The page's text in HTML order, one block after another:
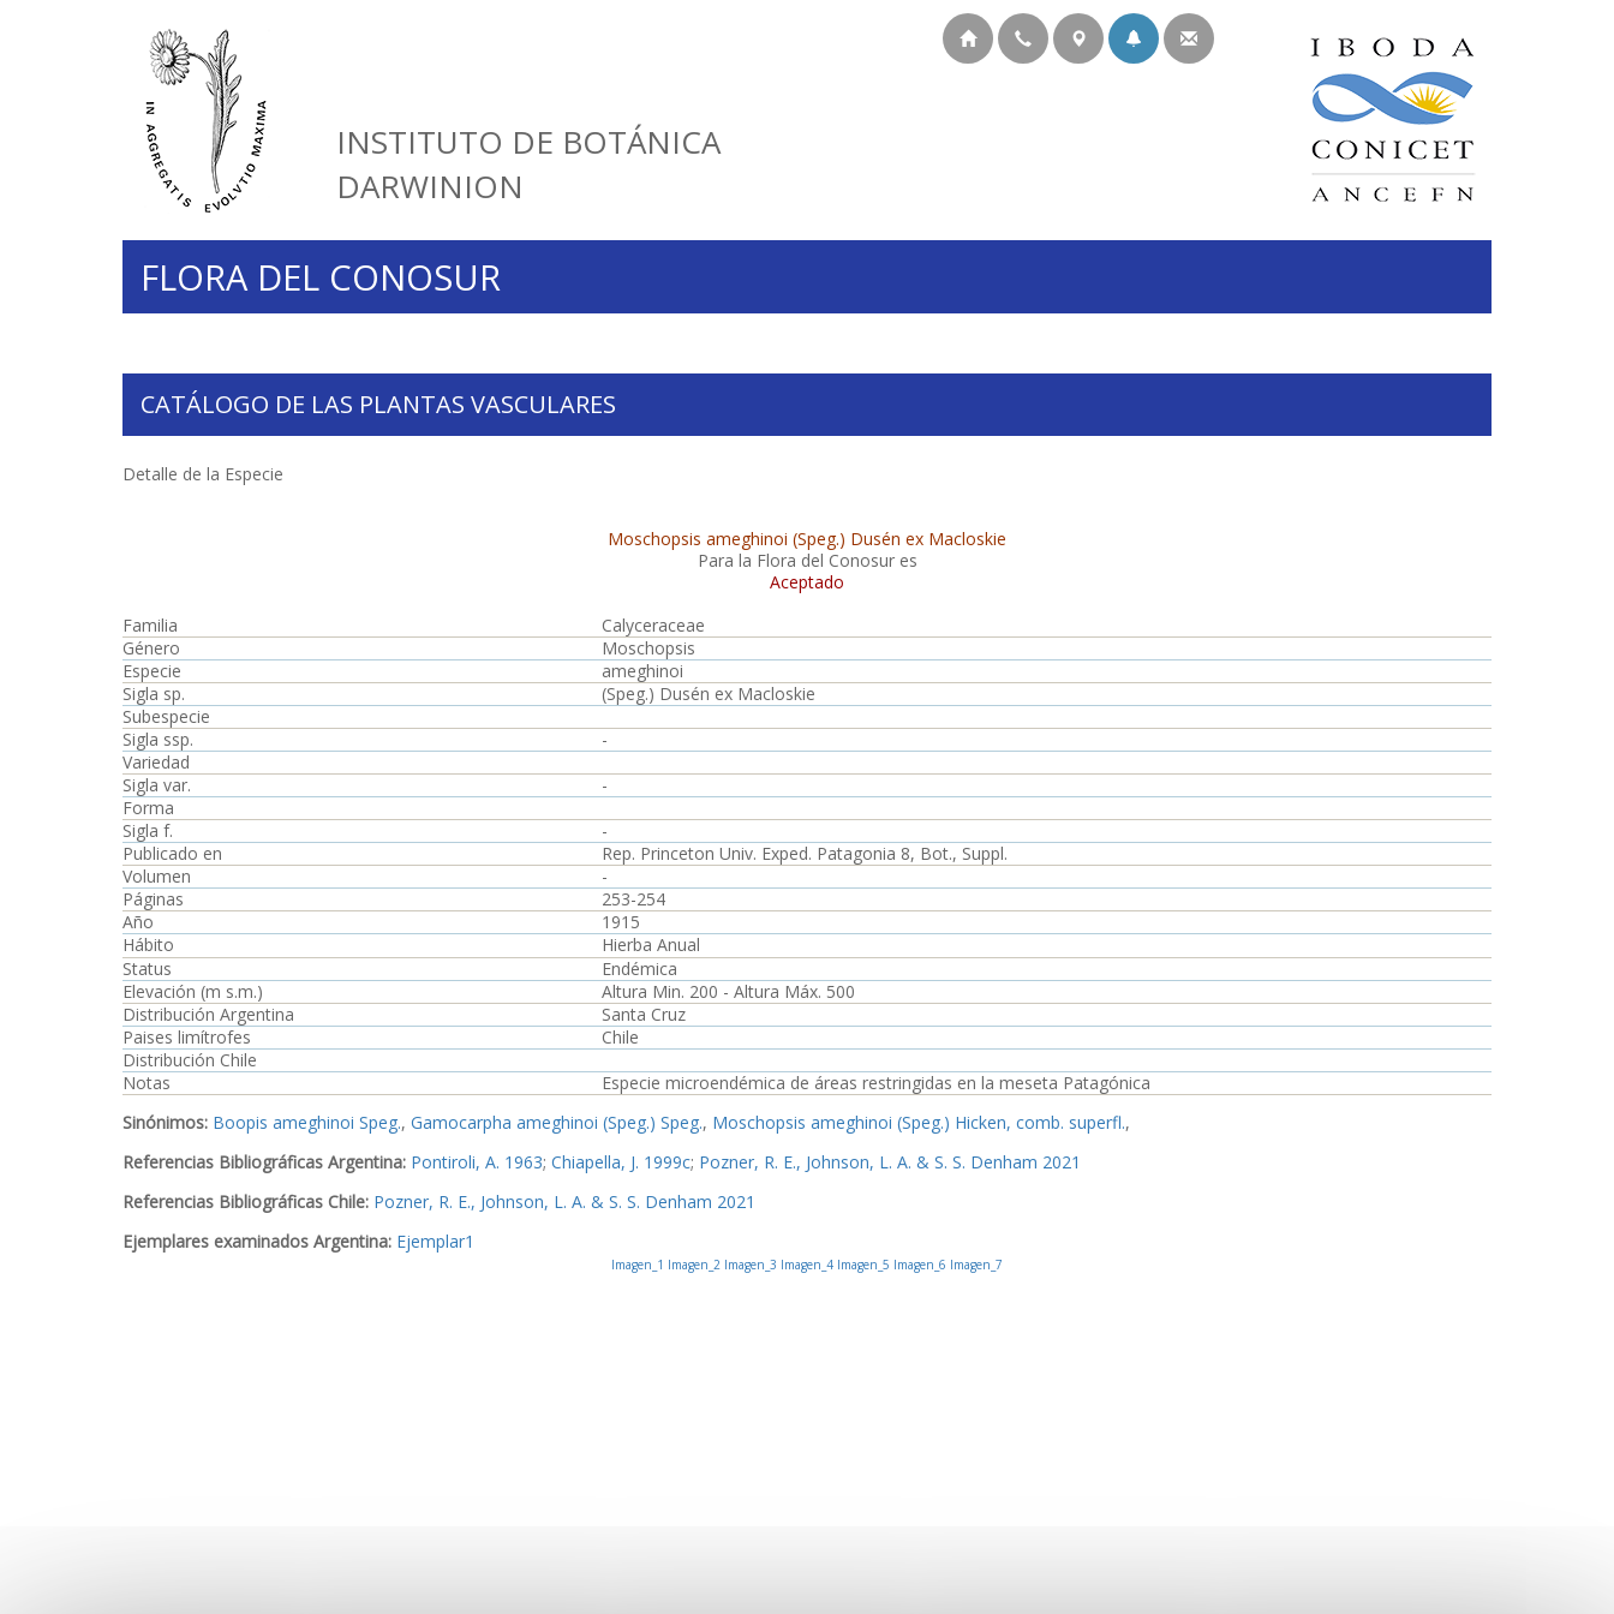
INSTITUTO DE BOTÁNICA
DARWINION
FLORA DEL CONOSUR
CATÁLOGO DE LAS PLANTAS VASCULARES
Detalle de la Especie
Moschopsis ameghinoi (Speg.) Dusén ex Macloskie
Para la Flora del Conosur es
Aceptado
Familia
Calyceraceae
Género
Moschopsis
Especie
ameghinoi
Sigla sp.
(Speg.) Dusén ex Macloskie
Subespecie
Sigla ssp.
-
Variedad
Sigla var.
-
Forma
Sigla f.
-
Publicado en
Rep. Princeton Univ. Exped. Patagonia 8, Bot., Suppl.
Volumen
-
Páginas
253-254
Año
1915
Hábito
Hierba Anual
Status
Endémica
Elevación (m s.m.)
Altura Min. 200 - Altura Máx. 500
Distribución Argentina
Santa Cruz
Paises limítrofes
Chile
Distribución Chile
Notas
Especie microendémica de áreas restringidas en la meseta Patagónica
Sinónimos: Boopis ameghinoi Speg., Gamocarpha ameghinoi (Speg.) Speg., Moschopsis ameghinoi (Speg.) Hicken, comb. superfl.,
Referencias Bibliográficas Argentina: Pontiroli, A. 1963; Chiapella, J. 1999c; Pozner, R. E., Johnson, L. A. & S. S. Denham 2021
Referencias Bibliográficas Chile: Pozner, R. E., Johnson, L. A. & S. S. Denham 2021
Ejemplares examinados Argentina: Ejemplar1
Imagen_1 Imagen_2 Imagen_3 Imagen_4 Imagen_5 Imagen_6 Imagen_7